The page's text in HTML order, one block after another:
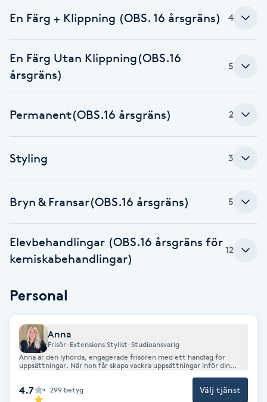
Babylights
Balayage
Barber
Barnklippning
Blowout
Bottenfärg
Brynformning
Brynfärgning
Brynplockning
Bröllopsuppsättning
En Färg + Klippning (OBS. 16 årsgräns) 4
En Färg Utan Klippning(OBS.16
årsgräns)
5
Permanent(OBS.16 årsgräns) 2
Styling 3
Bryn & Fransar(OBS.16 årsgräns) 5
Elevbehandlingar (OBS.16 årsgräns för
kemiskabehandlingar)
12
Personal
Anna
Frisör-Extensions Stylist-Studioansvarig
Anna är den lyhörda, engagerade frisören med ett handlag för
uppsättningar. När hon får skapa vackra uppsättningar inför din
göra stora förändringar med långa blonda hår är en av hennes
favoritdelar.
4.7 299 betyg Välj tjänst